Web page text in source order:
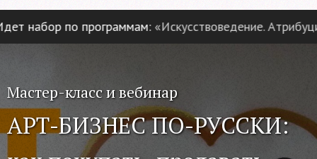
набор по программам:«Искусствоведение.
Мастер-класс и вебинар
АРТ-БИЗНЕС ПО-РУССКИ: